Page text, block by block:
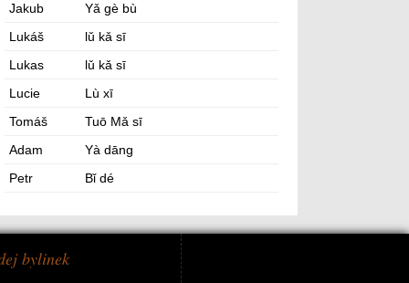
Jakub
Yǎ gè bù
Lukáš
lǔ kǎ sī
Lukas
lǔ kǎ sī
Lucie
Lù xī
Tomáš
Tuō Mǎ sī
Adam
Yà dāng
Petr
Bǐ dé
bylinek